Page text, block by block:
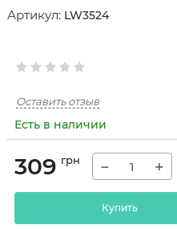
Артикул: LW3524
Оставить отзыв
Есть в наличии
309 грн − +
Купить